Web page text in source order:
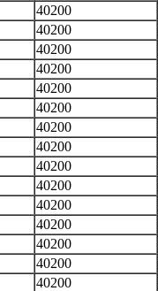
40200
40200
40200
40200
40200
40200
40200
40200
40200
40200
40200
40200
40200
40200
40200